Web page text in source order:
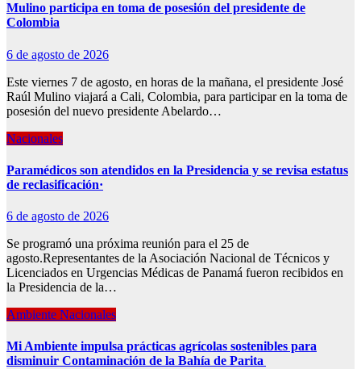
Mulino participa en toma de posesión del presidente de
Colombia
6 de agosto de 2026
Este viernes 7 de agosto, en horas de la mañana, el presidente José
Raúl Mulino viajará a Cali, Colombia, para participar en la toma de
posesión del nuevo presidente Abelardo…
Nacionales
Paramédicos son atendidos en la Presidencia y se revisa estatus
de reclasificación·
6 de agosto de 2026
Se programó una próxima reunión para el 25 de
agosto.Representantes de la Asociación Nacional de Técnicos y
Licenciados en Urgencias Médicas de Panamá fueron recibidos en
la Presidencia de la…
Ambiente Nacionales
Mi Ambiente impulsa prácticas agrícolas sostenibles para
disminuir Contaminación de la Bahía de Parita